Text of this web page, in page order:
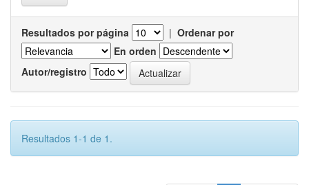
Resultados por página | Ordenar por
En orden
Autor/registro
Resultados 1-1 de 1.